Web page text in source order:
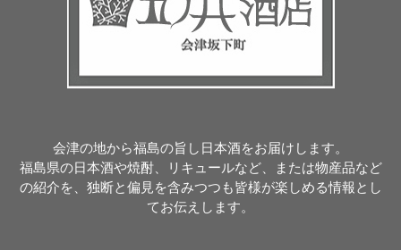
会津の地から福島の旨し日本酒をお届けします。
福島県の日本酒や焼酎、リキュールなど、または物産品など
の紹介を、独断と偏見を含みつつも皆様が楽しめる情報とし
てお伝えします。